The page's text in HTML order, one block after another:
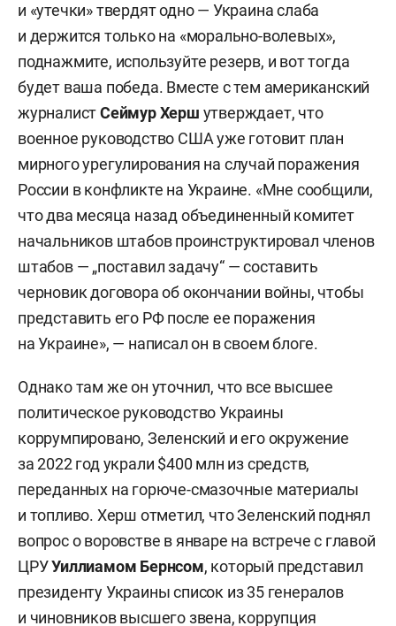
и «утечки» твердят одно — Украина слаба
и держится только на «морально-волевых»,
поднажмите, используйте резерв, и вот тогда
будет ваша победа. Вместе с тем американский
журналистСеймур Херш утверждает, что
военное руководство США уже готовит план
мирного урегулирования на случай поражения
России в конфликте на Украине. «Мне сообщили,
что два месяца назад объединенный комитет
начальников штабов проинструктировал членов
штабов — „поставил задачу“ — составить
черновик договора об окончании войны, чтобы
представить его РФ после ее поражения
на Украине», — написал он в своем блоге.
Однако там же он уточнил, что все высшее
политическое руководство Украины
коррумпировано, Зеленский и его окружение
за 2022 год украли $400 млн из средств,
переданных на горюче-смазочные материалы
и топливо. Херш отметил, что Зеленский поднял
вопрос о воровстве в январе на встрече с главой
ЦРУУиллиамом Бернсом, который представил
президенту Украины список из 35 генералов
и чиновников высшего звена, коррупция